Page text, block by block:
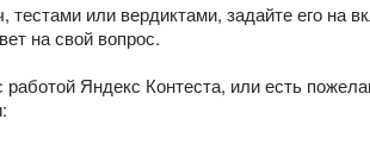
или вердиктами, задайте его на
на свой вопрос.
Яндекс Контеста, или есть